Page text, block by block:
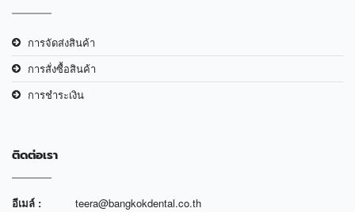
การจัดส่งสินค้า
การสั่งซื้อสินค้า
การชำระเงิน
ติดต่อเรา
อีเมล์ :
teera@bangkokdental.co.th